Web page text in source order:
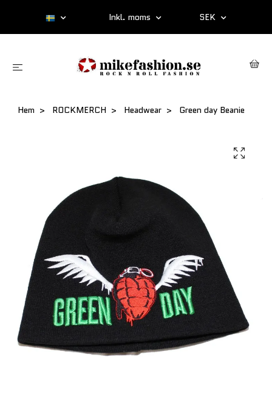
Inkl. moms SEK
Hem ROCKMERCH Headwear Green day Beanie